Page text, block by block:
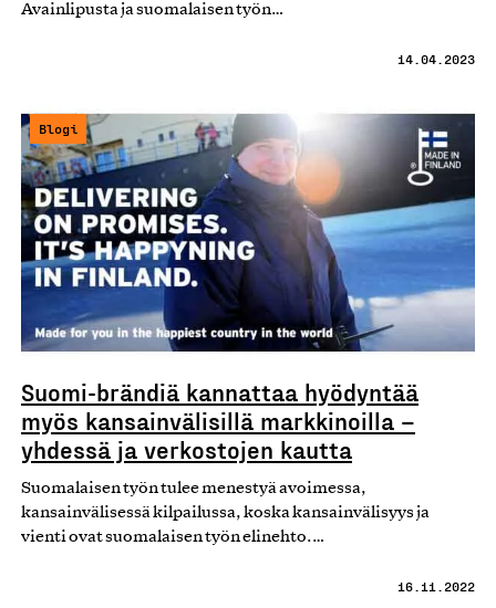
Avainlipusta ja suomalaisen työn…
14.04.2023
Blogi
Suomi-brändiä kannattaa hyödyntää
myös kansainvälisillä markkinoilla –
yhdessä ja verkostojen kautta
Suomalaisen työn tulee menestyä avoimessa,
kansainvälisessä kilpailussa, koska kansainvälisyys ja
vienti ovat suomalaisen työn elinehto.…
16.11.2022